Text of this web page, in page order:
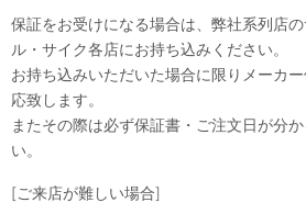
保証をお受けになる場合は、弊社系列店
ル・サイク各店にお持ち込みください。
お持ち込みいただいた場合に限りメーカ
応致します。
またその際は必ず保証書・ご注文日が分
い。
[ご来店が難しい場合]